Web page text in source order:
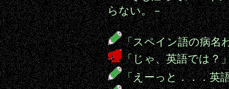
らない。－
「スペイン語の病名
「じゃ、英語では？
「えーっと．．．英